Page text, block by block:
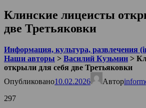
Клинские лицеисты
две Третьяковки
Информация, культура, развлечения
Наши авторы > Василий Кузьмин >
открыли для себя две Третьяковки
Опубликовано10.02.2026 Автор
297